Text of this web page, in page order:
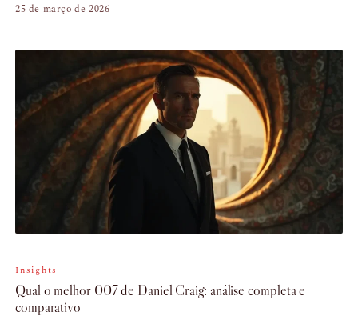
25 de março de 2026
Insights
Qual o melhor 007 de Daniel Craig: análise completa e
comparativo